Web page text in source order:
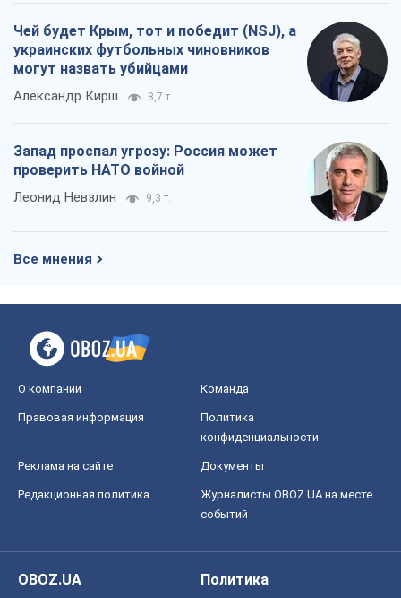
Чей будет Крым, тот и победит (NSJ), а
украинских футбольных чиновников
могут назвать убийцами
Александр Кирш 8,7 т.
Запад проспал угрозу: Россия может
проверить НАТО войной
Леонид Невзлин 9,3 т.
Все мнения
О компании Команда
Правовая информация
Политика
конфиденциальности
Реклама на сайте Документы
Редакционная политика
Журналисты OBOZ.UA на месте
событий
OBOZ.UA
Политика